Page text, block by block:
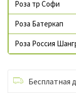
Роза тр Софи
Роза Батеркап
Роза Россия
Бесплатная